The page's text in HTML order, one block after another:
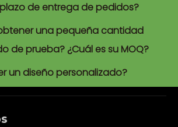
de entrega de pedidos?
una pequeña cantidad
de prueba? ¿Cuál es su MOQ?
un diseño personalizado?